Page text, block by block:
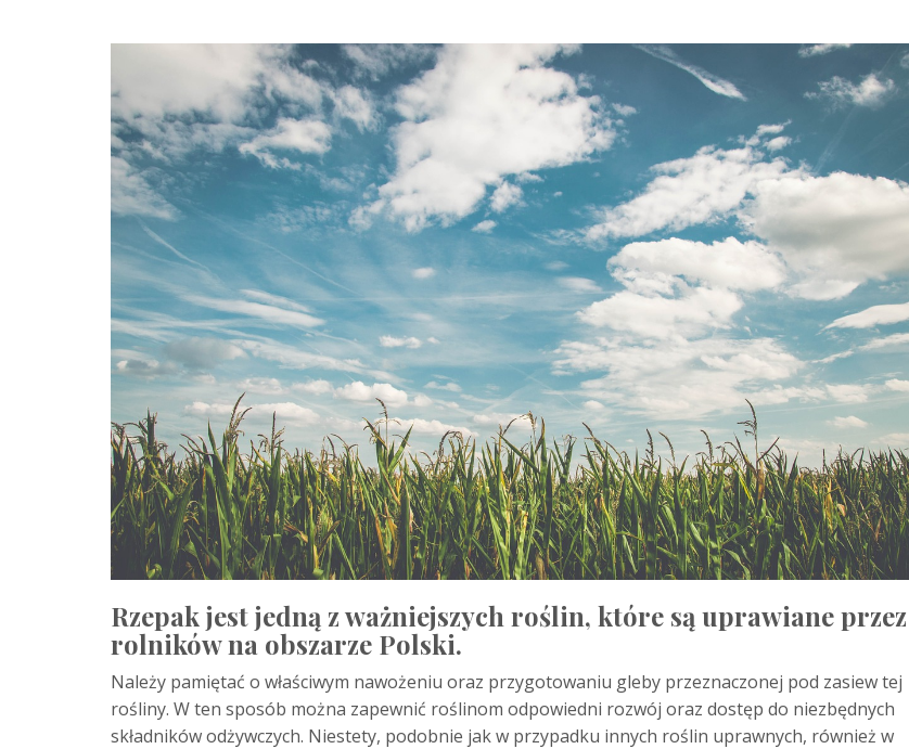
Rzepak jest jedną z ważniejszych roślin, które są uprawiane przez
rolników na obszarze Polski.
Należy pamiętać o właściwym nawożeniu oraz przygotowaniu gleby przeznaczonej pod zasiew tej
rośliny. W ten sposób można zapewnić roślinom odpowiedni rozwój oraz dostęp do niezbędnych
składników odżywczych. Niestety, podobnie jak w przypadku innych roślin uprawnych, również w